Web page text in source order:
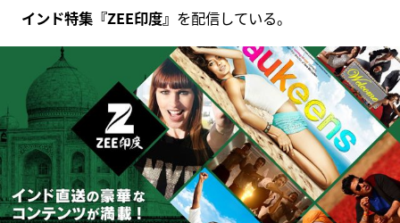
インド特集『ZEE印度』 を配信している。